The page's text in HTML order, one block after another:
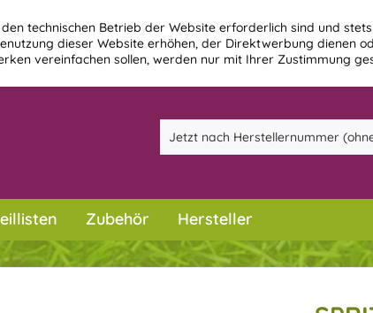
technischen Betrieb der Website erforderlich sind und
dieser Website erhöhen, der Direktwerbung dienen
vereinfachen sollen, werden nur mit Ihrer Zustimmung
Zubehör Hersteller